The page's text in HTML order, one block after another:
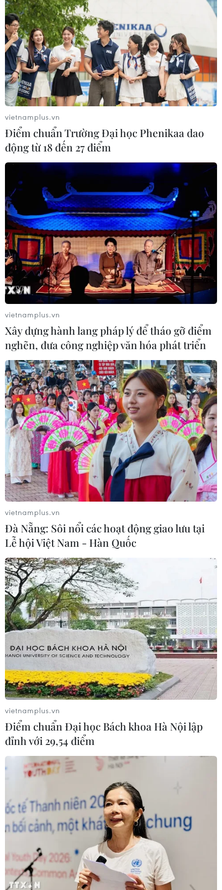
TIN CÙNG CHUYÊN MỤC
Tổ chức tín dụng nước ngoài được
thanh toán quốc tế qua tài khoản ở
Việt Nam
09/08/2026 09:50
vietnamplus.vn
Điểm chuẩn Trường Đại học Phenikaa dao
động từ 18 đến 27 điểm
vietnamplus.vn
Xây dựng hành lang pháp lý để tháo gỡ điểm
nghẽn, đưa công nghiệp văn hóa phát triển
vietnamplus.vn
Đà Nẵng: Sôi nổi các hoạt động giao lưu tại
Lễ hội Việt Nam - Hàn Quốc
vietnamplus.vn
Điểm chuẩn Đại học Bách khoa Hà Nội lập
đỉnh với 29,54 điểm